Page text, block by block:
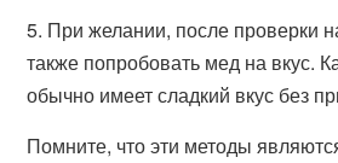
5. При желании, после проверки
также попробовать мед на вкус.
обычно имеет сладкий вкус без
Помните, что эти методы